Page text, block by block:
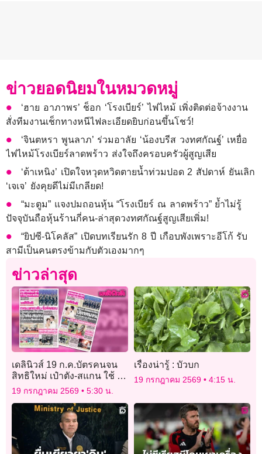
ข่าวยอดนิยมในหมวดหมู่
‘ฮาย อาภาพร’ ช็อก ‘โรงเบียร์’ ไฟไหม้ เพิ่งติดต่อจ้างงาน
สั่งทีมงานเช็กทางหนีไฟละเอียดยิบก่อนขึ้นโชว์!
‘จินตหรา พูนลาภ’ ร่วมอาลัย ‘น้องบรีส วงทศกัณฐ์’ เหยื่อ
ไฟไหม้โรงเบียร์ลาดพร้าว ส่งใจถึงครอบครัวผู้สูญเสีย
‘ต้าเหนิง’ เปิดใจหวุดหวิดตายน้ำท่วมปอด 2 สัปดาห์ ยันเลิก
‘เจเจ’ ยังคุยดีไม่มีเกลียด!
“มะตูม” แจงปมถอนหุ้น “โรงเบียร์ ณ ลาดพร้าว” ย้ำไม่รู้
ปัจจุบันถือหุ้นร้านกี่คน-ล่าสุดวงทศกัณฐ์สูญเสียเพิ่ม!
“ยิปซี-นิโคลัส” เปิดบทเรียนรัก 8 ปี เกือบพังเพราะอีโก้ รับ
สามีเป็นคนตรงข้ามกับตัวเองมากๆ
ข่าวล่าสุด
เดลินิวส์ 19 ก.ค.บัตรคนจน
สิทธิใหม่ เป๋าตัง-สแกน ใช้ 2
แบบ-ดีเดย์ 1 ส.ค.
19 กรกฎาคม 2569 5:30 น.
เรื่องน่ารู้ : บัวบก
19 กรกฎาคม 2569 4:15 น.